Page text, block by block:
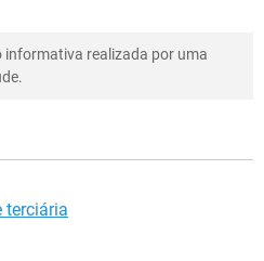
informativa realizada por uma
terciária